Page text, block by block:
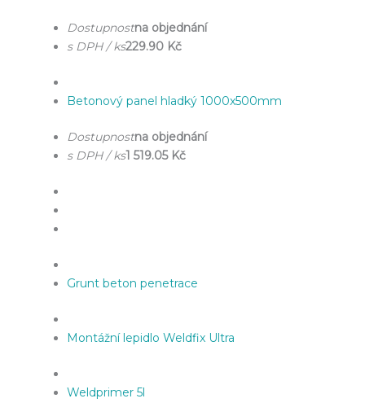
Dostupnostna objednání
s DPH / ks229.90 Kč
Betonový panel hladký 1000x500mm
Dostupnostna objednání
s DPH / ks1 519.05 Kč
Grunt beton penetrace
Montážní lepidlo Weldfix Ultra
Weldprimer 5l